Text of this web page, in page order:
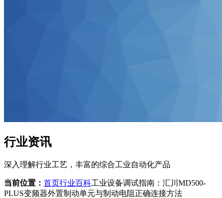
行业资讯
深入理解行业工艺，丰富的综合工业自动化产品
当前位置： 首页行业百科工业设备调试指南：汇川MD500-
PLUS变频器外置制动单元与制动电阻正确连接方法